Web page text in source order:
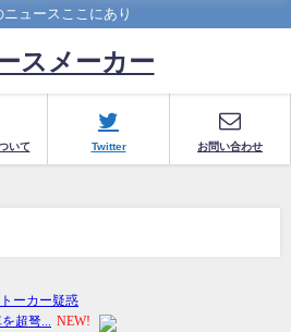
ニュースここにあり
スメーカー
いて Twitter お問い合わせ